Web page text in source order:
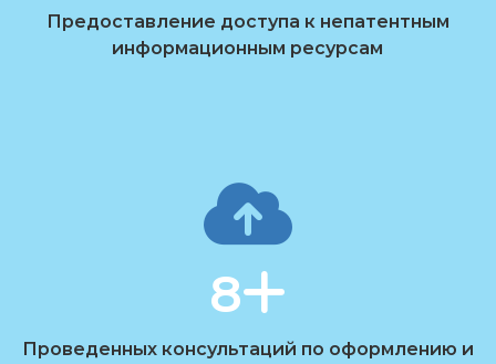
Предоставление доступа к непатентным
информационным ресурсам
8
Проведенных консультаций по оформлению и